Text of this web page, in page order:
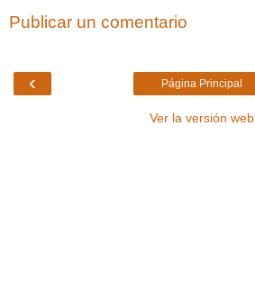
Publicar un comentario
‹ Página Principal
Ver la versión web